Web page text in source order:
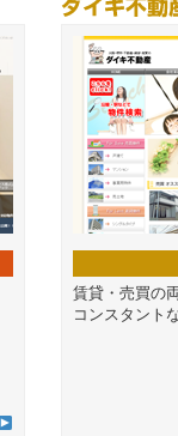
賃貸・売買の
コンスタント